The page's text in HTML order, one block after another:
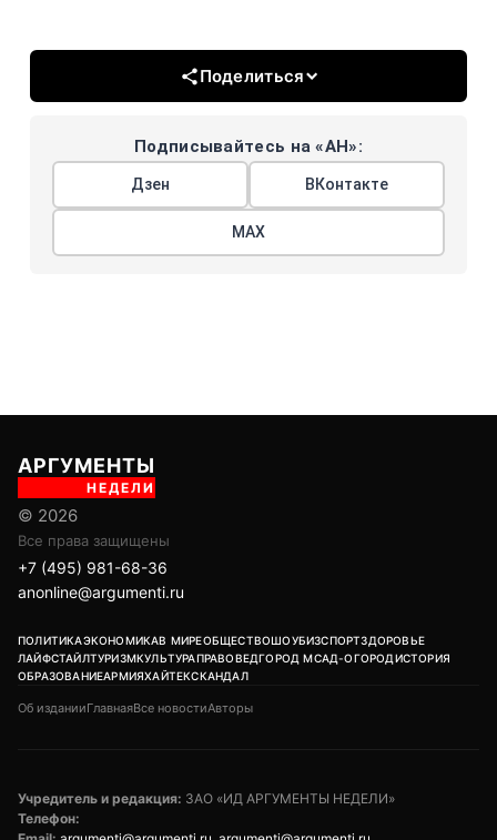
Поделиться
Подписывайтесь на «АН»:
Дзен ВКонтакте
МАХ
АРГУМЕНТЫ
НЕДЕЛИ
© 2026
Все права защищены
+7 (495) 981-68-36
anonline@argumenti.ru
ПОЛИТИКАЭКОНОМИКАВ МИРЕОБЩЕСТВОШОУБИЗСПОРТЗДОРОВЬЕ
ЛАЙФСТАЙЛТУРИЗМКУЛЬТУРАПРАВОВЕДГОРОД МСАД-ОГОРОДИСТОРИЯ
ОБРАЗОВАНИЕАРМИЯХАЙТЕКСКАНДАЛ
Об изданииГлавнаяВсе новостиАвторы
Учредитель и редакция: ЗАО «ИД АРГУМЕНТЫ НЕДЕЛИ»
Телефон: